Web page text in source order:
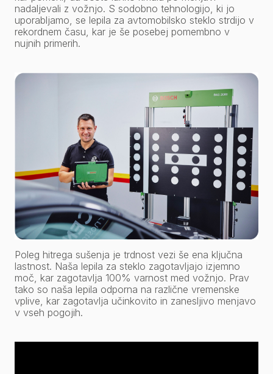
nadaljevali z vožnjo. S sodobno tehnologijo, ki jo
uporabljamo, se lepila za avtomobilsko steklo strdijo v
rekordnem času, kar je še posebej pomembno v
nujnih primerih.
Poleg hitrega sušenja je trdnost vezi še ena ključna
lastnost. Naša lepila za steklo zagotavljajo izjemno
moč, kar zagotavlja 100% varnost med vožnjo. Prav
tako so naša lepila odporna na različne vremenske
vplive, kar zagotavlja učinkovito in zanesljivo menjavo
v vseh pogojih.